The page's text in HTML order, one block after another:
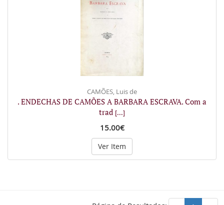
CAMÕES, Luis de
. ENDECHAS DE CAMÕES A BARBARA ESCRAVA. Com a
trad [...]
15.00€
Ver Item